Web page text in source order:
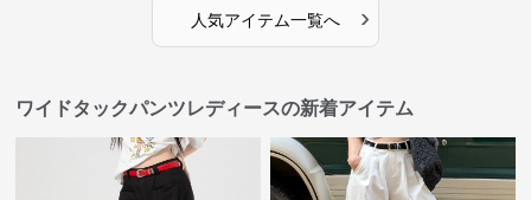
人気アイテム一覧へ ›
ワイドタックパンツレディースの新着アイテム